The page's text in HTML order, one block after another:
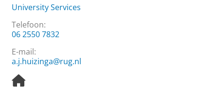
University Services
Telefoon:
06 2550 7832
E-mail:
a.j.huizinga@rug.nl
H